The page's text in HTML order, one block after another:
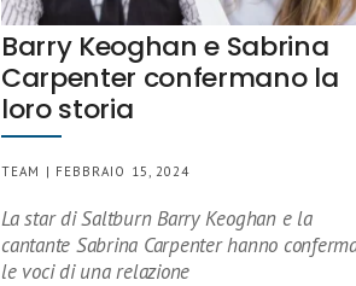
Barry Keoghan e Sabrina
Carpenter confermano la
loro storia
TEAM | FEBBRAIO 15, 2024
La star di Saltburn Barry Keoghan e la
cantante Sabrina Carpenter hanno
le voci di una relazione